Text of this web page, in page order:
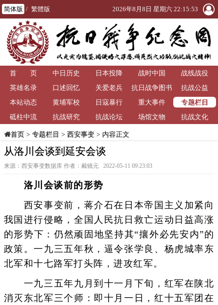
简体版 / 繁體版 2026年8月8日 星期六 22:15:54
首 页 中日历史 日本投降 战时中国
战线战役
英雄名录
口述回忆 关爱老兵
抗日战争图书
馆
抗战公益
本站动态
黄埔军校 日寇暴行 重大事件
专题栏目
砥柱中流
抗战研究 抗战论坛 场馆文物 抗战文化
首页> 专题栏目 > 西安事变> 内容正文
从洛川会谈到延安会谈
来源：西安事变数据库 作者：戴镜元 2022-05-11 09:23:03
洛川会谈前的形势
西安事变前，蒋介石在日本帝国主义加紧向
我国进行侵略，全国人民抗日救亡运动日益高涨
的形势下：仍然顽固地坚持其“攘外必先安内”的
政策。一九三五年秋，逼令张学良、杨虎城率东
北军和十七路军打头阵，进攻红军。
一九三五年九月到十一月下旬，红军在陕北
消灭东北军三个师：即十月一日，红十五军团在